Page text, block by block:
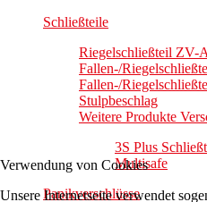
Schließteile
Riegelschließteil ZV-
Fallen-/
Fallen-/
Stulpbeschlag
Weitere Produkte
3S Plus
Multisafe
Panikverschlüsse
Verwendung von Cookies
Unsere Internetseite verwendet